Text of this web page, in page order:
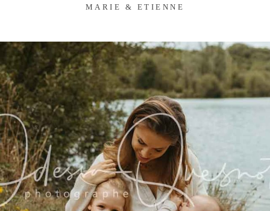
MARIE & ETIENNE